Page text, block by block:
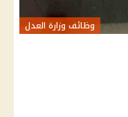
وظائف وزارة العدل